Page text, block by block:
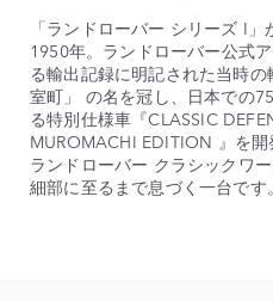
「ランドローバー シリーズ I
1950年。ランドローバー公式
る輸出記録に明記された当時
室町」 の名を冠し、日本での
る特別仕様車『CLASSIC
MUROMACHI EDITION 』を開
ランドローバー クラシックワ
細部に至るまで息づく一台です。